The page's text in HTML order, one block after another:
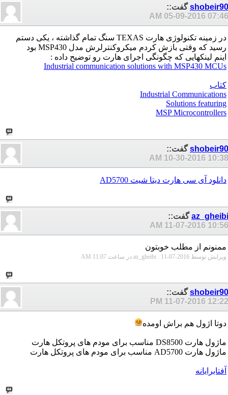
shobeir90گفت::
05-09-2016 07:46 AM
در زمینه تکنولوژی هارت TEXAS سنگ تمام گذاشته ، یکی دستم
رسید که وقتی بازش کردم میکروکنترلرش مدل MSP430 بود
اینم لینکهایی که چگونگی اجرای هارت رو توضیح داده :
Industrial communication solutions with MSP430 MCUs
کتاب
Industrial Communications
Solutions featuring
MSP Microcontrollers
shobeir90 گفت::
10-30-2016 10:38 AM
دانلود آی سی هارت دیتا شیت AD5700
az_gheibiگفت::
11-07-2016 10:56 AM
ممنونم از مطلب خوبتون
ویرایش توسط az_gheibi : 11-07-2016 در ساعت 11:07 AM
shobeir90گفت::
11-07-2016 12:22 PM
دوتا اژول هم براش اومده
ماژول هارت DS8500 مناسب برای مودم های پروتکل هارت
ماژول هارت AD5700 مناسب برای مودم های پروتکل هارت
آفتابرایانه